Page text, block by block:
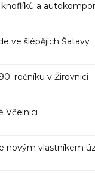
a
ve šlépějích Šatavy
ročníku v Žirovnici
Včelnici
novým vlastníkem